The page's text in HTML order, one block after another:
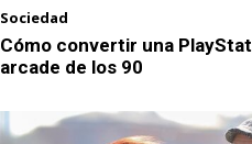
Sociedad
Cómo convertir una
arcade de los 90